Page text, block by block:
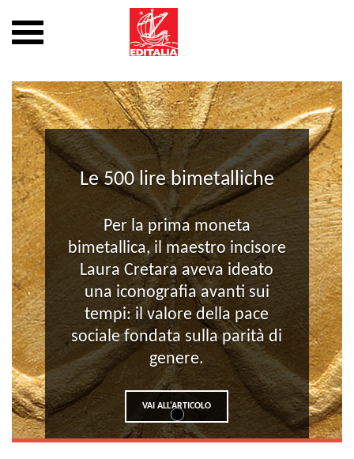
al
contenuto
Mostra
o
navigazione
Le 500 lire bimetalliche
Per la prima moneta
bimetallica, il maestro incisore
Laura Cretara aveva ideato
una iconografia avanti sui
tempi: il valore della pace
sociale fondata sulla parità di
genere.
VAI ALL'ARTICOLO